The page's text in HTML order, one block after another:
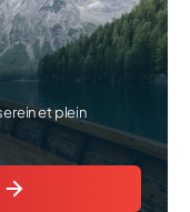
et plein